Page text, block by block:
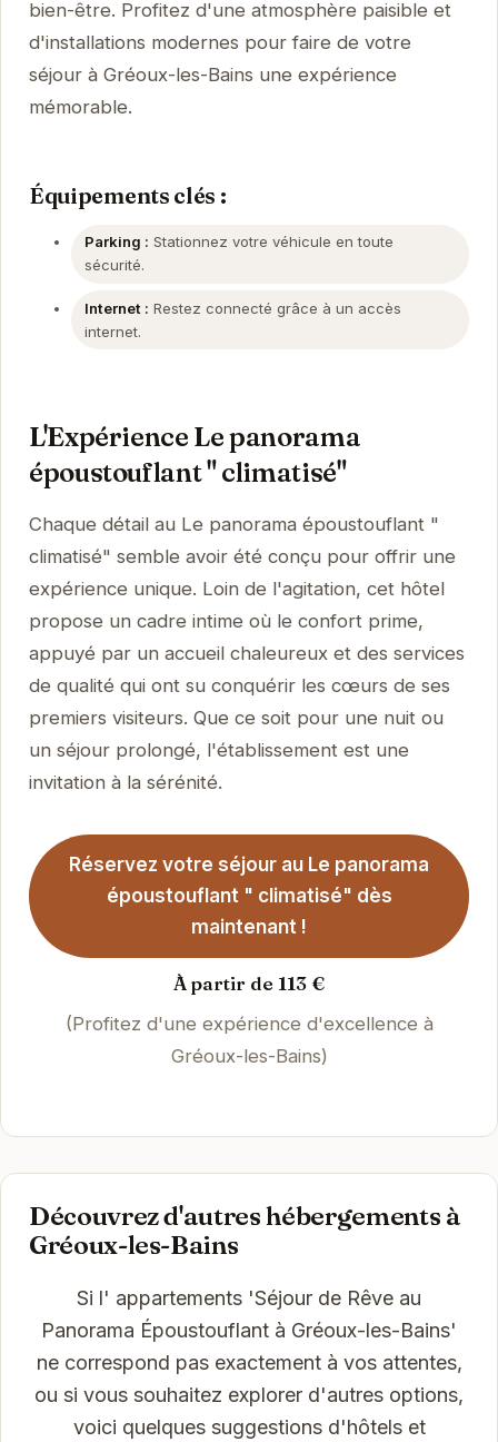
bien-être. Profitez d'une atmosphère paisible et
d'installations modernes pour faire de votre
séjour à Gréoux-les-Bains une expérience
mémorable.
Équipements clés :
Parking : Stationnez votre véhicule en toute
sécurité.
Internet : Restez connecté grâce à un accès
internet.
L'Expérience Le panorama
époustouflant " climatisé"
Chaque détail au Le panorama époustouflant "
climatisé" semble avoir été conçu pour offrir une
expérience unique. Loin de l'agitation, cet hôtel
propose un cadre intime où le confort prime,
appuyé par un accueil chaleureux et des services
de qualité qui ont su conquérir les cœurs de ses
premiers visiteurs. Que ce soit pour une nuit ou
un séjour prolongé, l'établissement est une
invitation à la sérénité.
Réservez votre séjour au Le panorama
époustouflant " climatisé" dès
maintenant !
À partir de 113 €
(Profitez d'une expérience d'excellence à
Gréoux-les-Bains)
Découvrez d'autres hébergements à
Gréoux-les-Bains
Si l' appartements 'Séjour de Rêve au
Panorama Époustouflant à Gréoux-les-Bains'
ne correspond pas exactement à vos attentes,
ou si vous souhaitez explorer d'autres options,
voici quelques suggestions d'hôtels et